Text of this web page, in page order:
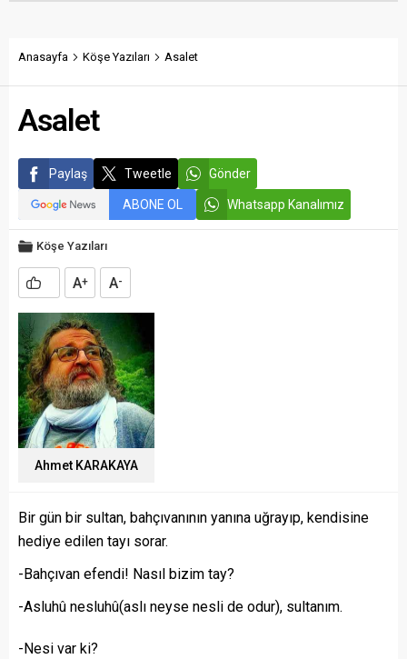
Anasayfa Köşe Yazıları Asalet
Asalet
Paylaş Tweetle Gönder
ABONE OL Whatsapp Kanalımız
Köşe Yazıları
A+ A-
Ahmet KARAKAYA
Bir gün bir sultan, bahçıvanının yanına uğrayıp, kendisine
hediye edilen tayı sorar.
-Bahçıvan efendi! Nasıl bizim tay?
-Asluhû nesluhû(aslı neyse nesli de odur), sultanım.
-Nesi var ki?